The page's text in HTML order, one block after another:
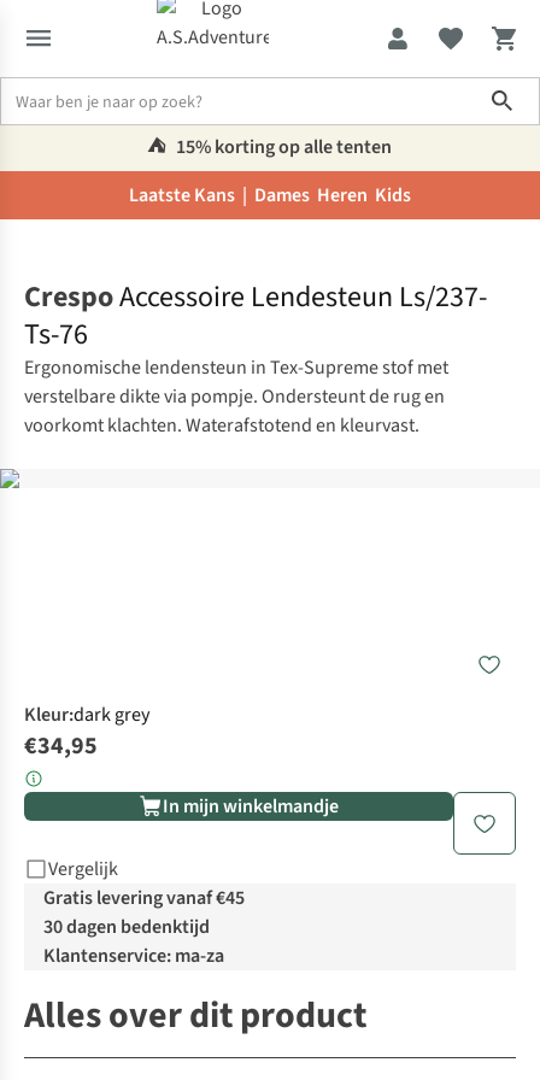
⛺️ 15% korting op alle tenten
Laatste Kans | Dames Heren Kids
CrespoAccessoire Lendesteun Ls/237-
Ts-76
Ergonomische lendensteun in Tex-Supreme stof met
verstelbare dikte via pompje. Ondersteunt de rug en
voorkomt klachten. Waterafstotend en kleurvast.
Kleur:dark grey
€34,95
In mijn winkelmandje
Vergelijk
Gratis levering vanaf €45
30 dagen bedenktijd
Klantenservice: ma-za
Alles over dit product